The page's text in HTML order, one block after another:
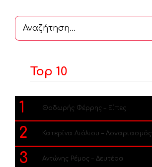
Αναζήτηση
...
Top 10
1 Θοδωρής Φέρρης – Είπες
2 Κατερίνα Λιόλιου – Λογαριασμός
3 Αντώνης Ρέμος – Δευτέρα